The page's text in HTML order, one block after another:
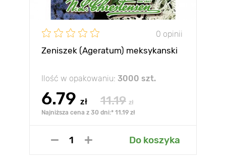
0 opinii
Zeniszek (Ageratum) meksykanski
Ilość w opakowaniu: 3000 szt.
6.79 zł 11.19 zł
Najniższa cena z 30 dni:* 11.19 zł
Do koszyka